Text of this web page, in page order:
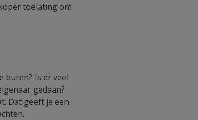
toelating om
buren? Is er veel
gedaan?
Dat geeft je een